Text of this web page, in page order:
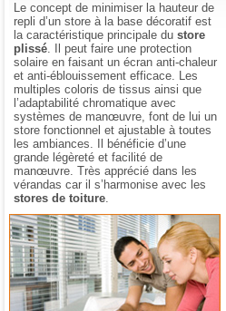
Le concept de minimiser la hauteur de
repli d’un store à la base décoratif est
la caractéristique principale du store
plissé. Il peut faire une protection
solaire en faisant un écran anti-chaleur
et anti-éblouissement efficace. Les
multiples coloris de tissus ainsi que
l’adaptabilité chromatique avec
systèmes de manœuvre, font de lui un
store fonctionnel et ajustable à toutes
les ambiances. Il bénéficie d’une
grande légèreté et facilité de
manœuvre. Très apprécié dans les
vérandas car il s’harmonise avec les
stores de toiture.